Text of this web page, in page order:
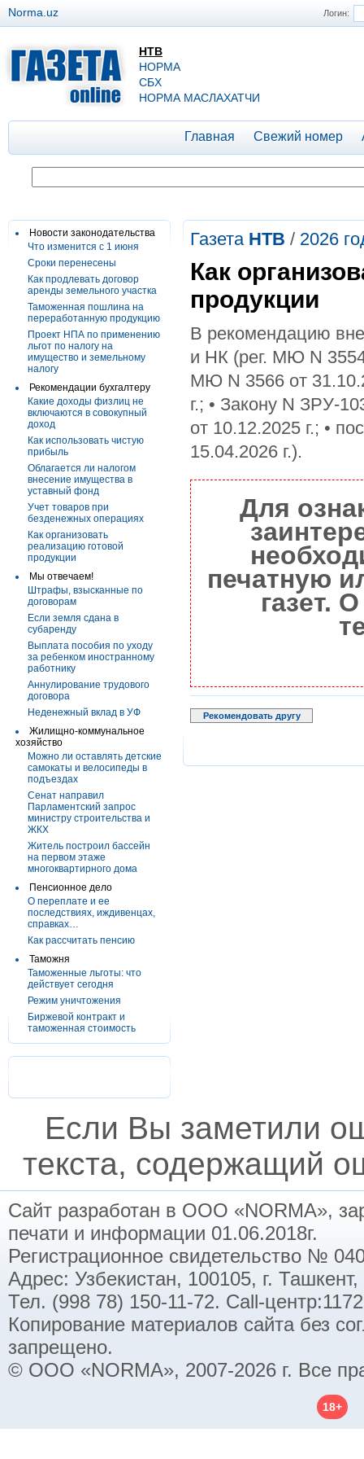
Логин:
Norma.uz
НТВ
НОРМА
СБХ
НОРМА МАСЛАХАТЧИ
Главная Свежий номер
Новости законодательства
Что изменится с 1 июня
Сроки перенесены
Как продлевать договор
аренды земельного участка
Таможенная пошлина на
переработанную продукцию
Проект НПА по применению
льгот по налогу на
имущество и земельному
налогу
Рекомендации бухгалтеру
Какие доходы физлиц не
включаются в совокупный
доход
Как использовать чистую
прибыль
Облагается ли налогом
внесение имущества в
уставный фонд
Учет товаров при
безденежных операциях
Как организовать
реализацию готовой
продукции
Мы отвечаем!
Штрафы, взысканные по
договорам
Если земля сдана в
субаренду
Выплата пособия по уходу
за ребенком иностранному
работнику
Аннулирование трудового
договора
Неденежный вклад в УФ
Жилищно-коммунальное
хозяйство
Можно ли оставлять детские
самокаты и велосипеды в
подъездах
Сенат направил
Парламентский запрос
министру строительства и
ЖКХ
Житель построил бассейн
на первом этаже
многоквартирного дома
Пенсионное дело
О переплате и ее
последствиях, иждивенцах,
справках…
Как рассчитать пенсию
Таможня
Таможенные льготы: что
действует сегодня
Режим уничтожения
Биржевой контракт и
таможенная стоимость
Газета НТВ / 2026
Как
продукции
В рекомендацию
и НК (рег. МЮ N
МЮ N 3566 от
г.; • Закону N ЗРУ-
от 10.12.2025 г.; •
15.04.2026 г.).
Для
печатную
газет.
Рекомендовать другу
Если Вы заметили
текста, содержащий
Сайт разработан в ООО «NORMA»,
печати и информации 01.06.2018г.
Регистрационное свидетельство №
Адрес: Узбекистан, 100105, г.
Тел. (998 78) 150-11-72. Call-
Копирование материалов сайта без
запрещено.
© ООО «NORMA», 2007-2026 г. Все
18+